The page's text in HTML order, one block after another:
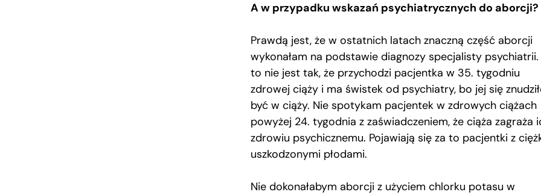
A w przypadku wskazań psychiatrycznych do aborcji?
Prawdą jest, że w ostatnich latach znaczną część aborcji
wykonałam na podstawie diagnozy specjalisty psychiatrii.
to nie jest tak, że przychodzi pacjentka w 35. tygodniu
zdrowej ciąży i ma świstek od psychiatry, bo jej się
być w ciąży. Nie spotykam pacjentek w zdrowych ciążach
powyżej 24. tygodnia z zaświadczeniem, że ciąża zagraża
zdrowiu psychicznemu. Pojawiają się za to pacjentki z
uszkodzonymi płodami.
Nie dokonałabym aborcji z użyciem chlorku potasu w